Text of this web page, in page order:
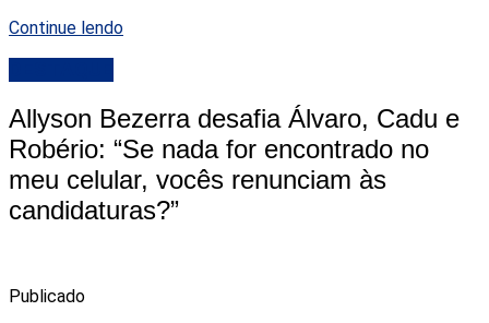
Continue lendo
Allyson Bezerra desafia Álvaro, Cadu e
Robério: “Se nada for encontrado no
meu celular, vocês renunciam às
candidaturas?”
Publicado